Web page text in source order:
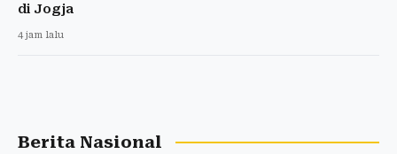
di Jogja
4 jam lalu
Berita Nasional